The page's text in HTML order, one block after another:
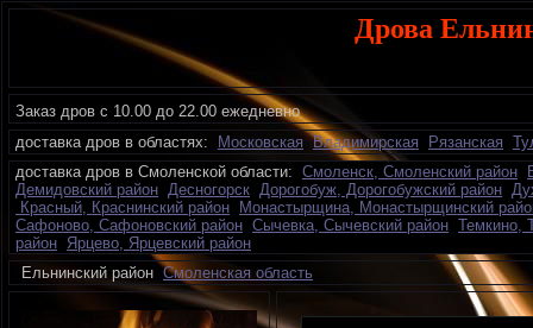
Дрова
Заказ дров с 10.00 до 22.00 ежедневно
доставка дров в областях:
Московская Владимирская Рязанская
доставка дров в Смоленской области: Смоленск, Смоленский район
Демидовский район Десногорск Дорогобуж, Дорогобужский район
Красный, Краснинский район
Монастырщина, Монастырщинский
Сафоново, Сафоновский район Сычевка, Сычевский район Темкино,
район Ярцево, Ярцевский район
Ельнинский районСмоленская область